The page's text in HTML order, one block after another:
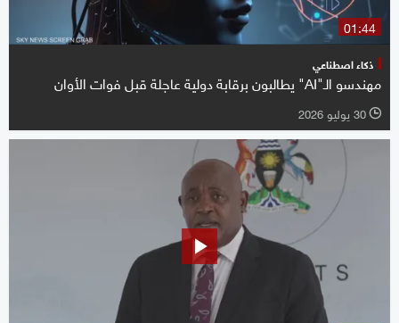
01:44
ذكاء اصطناعي
مهندسو الـ"AI" يطالبون برقابة دولية عاجلة قبل فوات الأوان
l 30 يوليو 2026